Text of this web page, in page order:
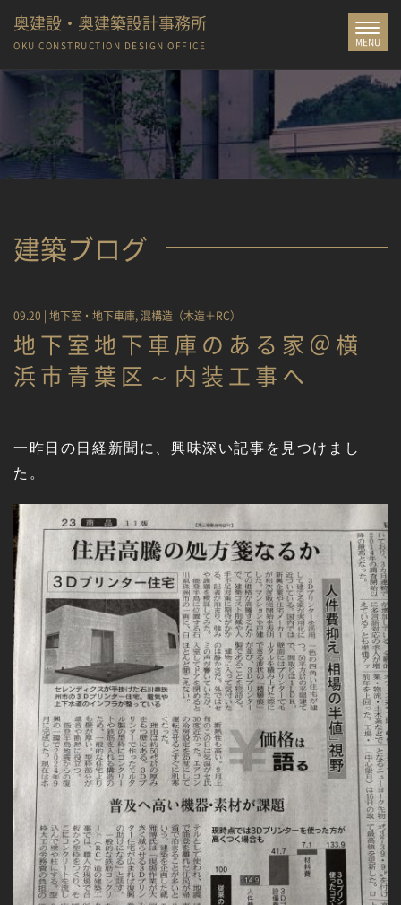
Toggle
MENU
奥建設・奥建築設計事務所
OKU CONSTRUCTION DESIGN OFFICE
建築ブログ
09.20 | 地下室・地下車庫,混構造（木造＋RC）
地下室地下車庫のある家＠横
浜市青葉区～内装工事へ
一昨日の日経新聞に、興味深い記事を見つけまし
た。